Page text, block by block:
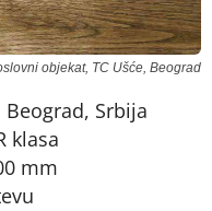
objekat, TC Ušće, Beograd
Beograd, Srbija
klasa
mm